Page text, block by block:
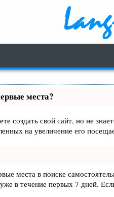
места?
создать свой сайт, но не
на увеличение его
места в поиске
в течение первых 7 дней.